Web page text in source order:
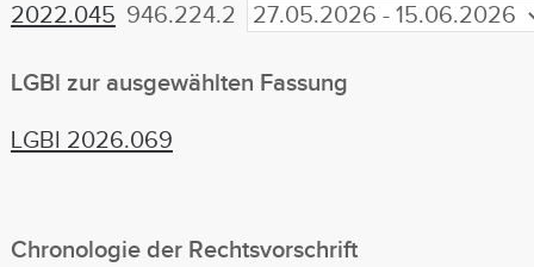
2022.045 946.224.2
LGBl zur ausgewählten Fassung
LGBl 2026.069
Chronologie der Rechtsvorschrift